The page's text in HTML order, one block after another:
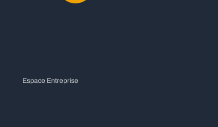
Espace Entreprise